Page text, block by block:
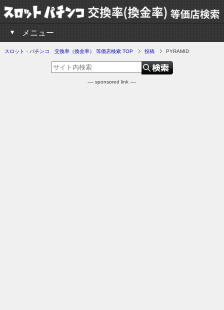
メニュー
スロット・パチンコ 交換率（換金率） 等価店検索 TOP 投稿 PYRAMID
---- sponsored link ----